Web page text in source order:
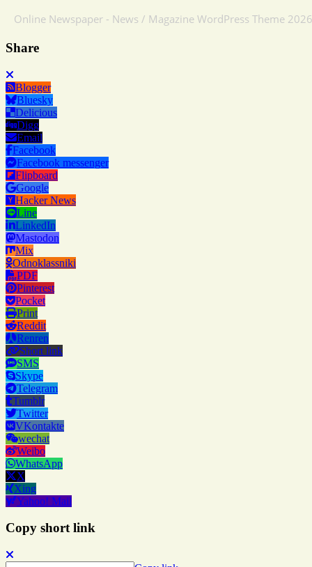
Online Newspaper - News / Magazine WordPress Theme
Share
Blogger
Bluesky
Delicious
Digg
Email
Facebook
Facebook messenger
Flipboard
Google
Hacker News
Line
LinkedIn
Mastodon
Mix
Odnoklassniki
PDF
Pinterest
Pocket
Print
Reddit
Renren
Short link
SMS
Skype
Telegram
Tumblr
Twitter
VKontakte
wechat
Weibo
WhatsApp
X
Xing
Yahoo! Mail
Copy short link